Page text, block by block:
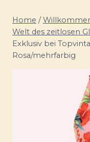
Home /
Welt des zeitlosen
Exklusiv bei
Rosa/mehrfarbig